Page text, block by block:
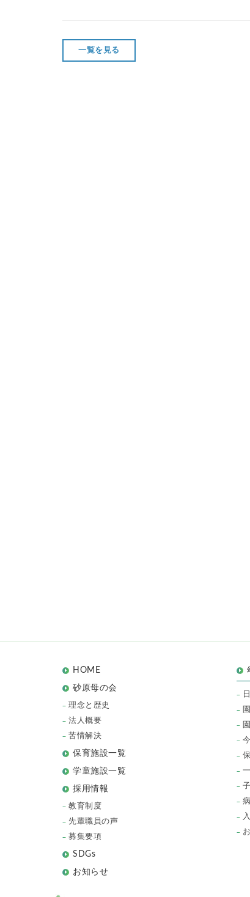
一覧を見る
HOME
砂原母の会
理念と歴史
法人概要
苦情解決
保育施設一覧
学童施設一覧
採用情報
教育制度
先輩職員の声
募集要項
SDGs
お知らせ